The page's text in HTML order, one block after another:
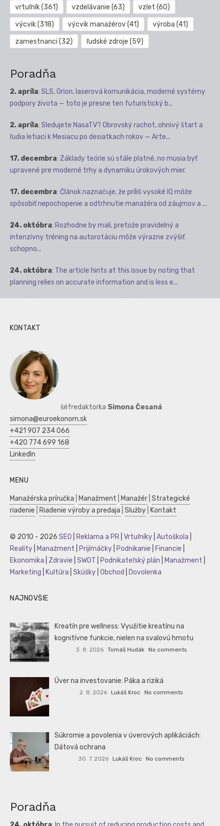
vrtuľník(361) vzdelávanie (63) vzlet (60)
výcvik(318) výcvik manažérov(41) výroba (41)
zamestnanci (32) ľudské zdroje (59)
Poradňa
2. apríla: SLS, Orion, laserová komunikácia, moderné systémy
podpory života — toto je presne ten futuristický b...
2. apríla: Sledujete NasaTV? Obrovský rachot, ohnivý štart a
ľudia letiaci k Mesiacu po desiatkach rokov — Arte...
17. decembra: Základy teórie sú stále platné, no musia byť
upravené pre moderné trhy a dynamiku úrokových mier.
17. decembra: Článok naznačuje, že príliš vysoké IQ môže
spôsobiť nepochopenie a odtrhnutie manažéra od záujmov a ...
24. októbra: Rozhodne by mali, pretože pravidelný a
intenzívny tréning na autorotáciu môže výrazne zvýšiť
schopno...
24. októbra: The article hints at this issue by noting that
planning relies on accurate information and is less e...
KONTAKT
šéfredaktorka Simona Česaná
simona@euroekonom.sk
+421 907 234 066
+420 774 699 168
LinkedIn
MENU
Manažérska príručka Manažment Manažér Strategické
riadenie
Riadenie výroby a predaja Služby Kontakt
© 2010 - 2026 SEO Reklama a PR Vrtuľníky Autoškola
Reality
Manažment Prijímáčky Podnikanie Financie
Ekonomika
Zdravie SWOT Podnikateľský plán Manažment
Marketing
Kultúra Skúšky Obchod Dovolenka
NAJNOVŠIE
Kreatín pre wellness: Využitie kreatínu na
kognitívne funkcie, nielen na svalovú hmotu
3. 8. 2026 Tomáš Hudák No comments
Úver na investovanie: Páka a riziká
2. 8. 2026 Lukáš Kroc No comments
Súkromie a povolenia v úverových aplikáciách:
Dátová ochrana
30. 7. 2026 Lukáš Kroc No comments
Poradňa